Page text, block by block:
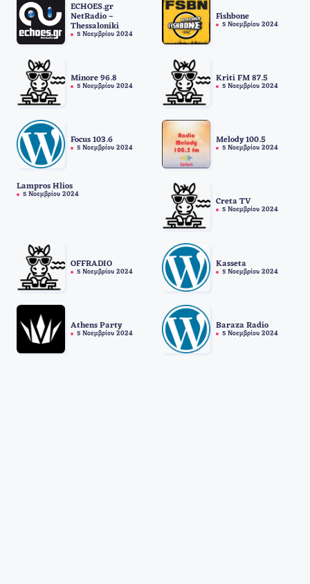
ECHOES.gr
NetRadio –
Thessaloniki
5 Νοεμβρίου 2024
Fishbone
5 Νοεμβρίου 2024
Minore 96.8
5 Νοεμβρίου 2024
Kriti FM 87.5
5 Νοεμβρίου 2024
Focus 103.6
5 Νοεμβρίου 2024
Melody 100.5
5 Νοεμβρίου 2024
Lampros Hlios
5 Νοεμβρίου 2024
Creta TV
5 Νοεμβρίου 2024
OFFRADIO
5 Νοεμβρίου 2024
Kasseta
5 Νοεμβρίου 2024
Athens Party
5 Νοεμβρίου 2024
Baraza Radio
5 Νοεμβρίου 2024